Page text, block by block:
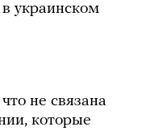
украинском
не связана
которые